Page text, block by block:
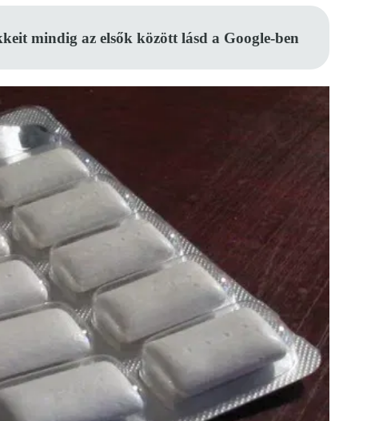
mindig az elsők között lásd a Google-ben